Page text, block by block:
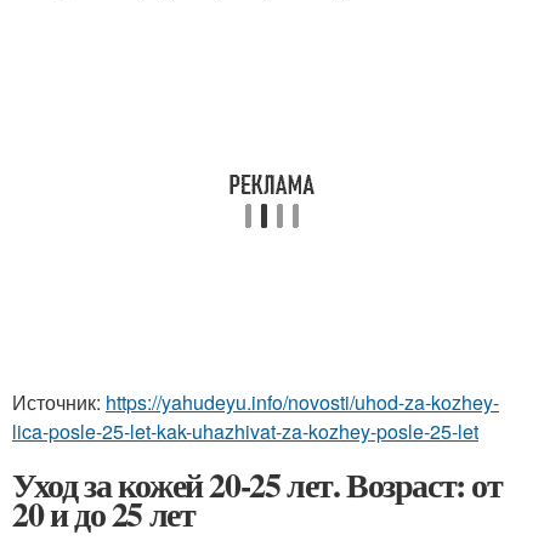
Источник: https://yahudeyu.info/novosti/uhod-za-kozhey-
lica-posle-25-let-kak-uhazhivat-za-kozhey-posle-25-let
Уход за кожей 20-25 лет. Возраст: от
20 и до 25 лет